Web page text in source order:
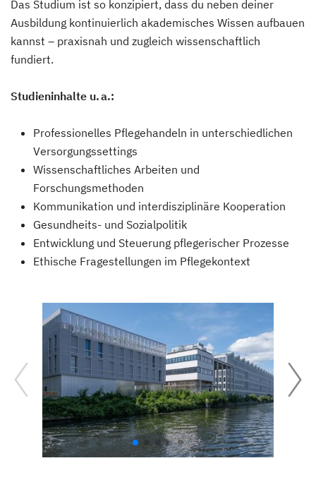
Das Studium ist so konzipiert, dass du neben deiner
Ausbildung kontinuierlich akademisches Wissen aufbauen
kannst – praxisnah und zugleich wissenschaftlich
fundiert.
Studieninhalte u. a.:
Professionelles Pflegehandeln in unterschiedlichen
Versorgungssettings
Wissenschaftliches Arbeiten und
Forschungsmethoden
Kommunikation und interdisziplinäre Kooperation
Gesundheits- und Sozialpolitik
Entwicklung und Steuerung pflegerischer Prozesse
Ethische Fragestellungen im Pflegekontext